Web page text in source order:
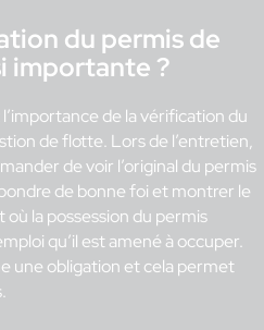
du permis de
importante ?
de la vérification du
de flotte. Lors de l’entretien,
de voir l’original du permis
de bonne foi et montrer le
la possession du permis
qu’il est amené à occuper.
une obligation et cela permet